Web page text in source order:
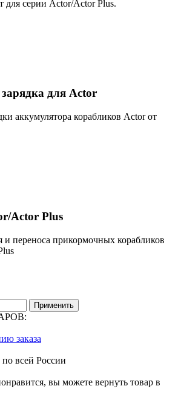
для серии Actor/Actor Plus.
для Actor
аккумулятора корабликов Actor от
Actor Plus
и переноса прикормочных корабликов
Применить
заказа
по всей России
вы можете вернуть товар в